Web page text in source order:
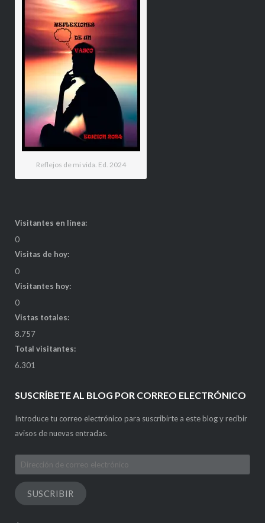
Reflejos de mi vida. Ed. 2024
Visitantes en línea:
0
Visitas de hoy:
0
Visitantes hoy:
0
Vistas totales:
8.757
Total visitantes:
6.301
SUSCRÍBETE AL BLOG POR CORREO ELECTRÓNICO
Introduce tu correo electrónico para suscribirte a este blog y recibir
avisos de nuevas entradas.
Dirección
de
correo
electrónico
SUSCRIBIR